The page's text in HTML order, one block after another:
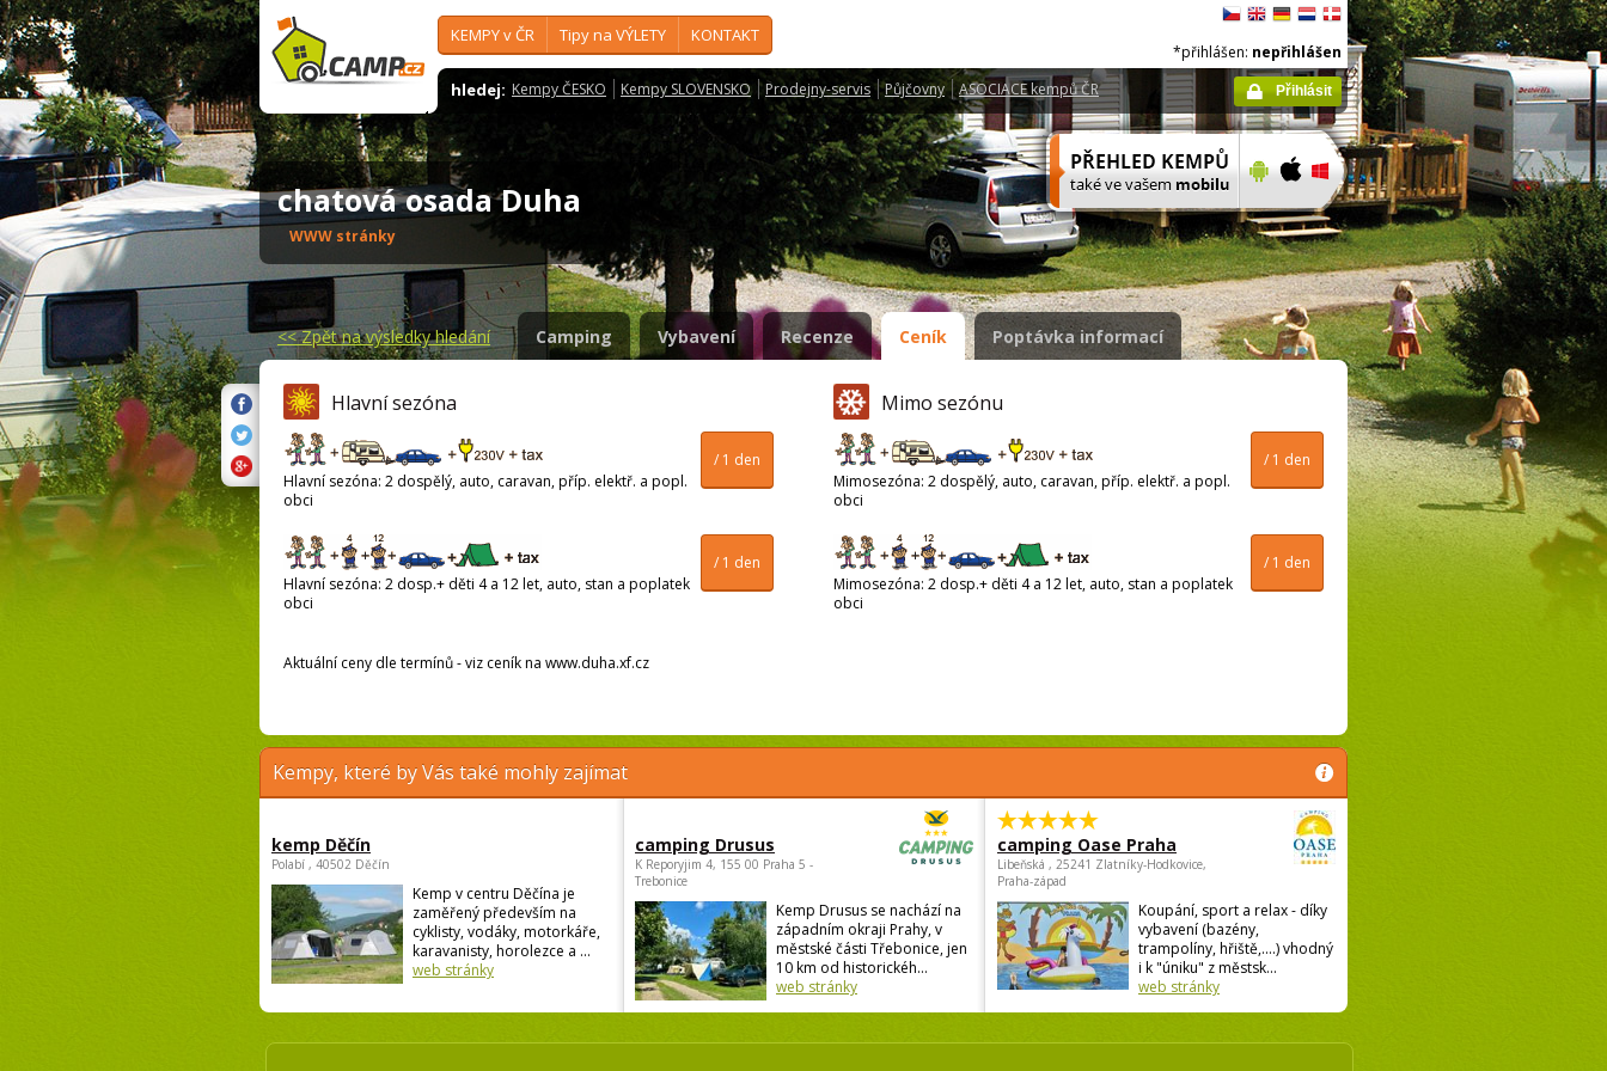
KEMPY v ČR Tipy na VÝLETY KONTAKT
hledej: Kempy ČESKO Kempy SLOVENSKO Prodejny-servis Půjčovny ASOCIACE kempů ČR
*přihlášen: nepřihlášen
Přihlásit
chatová osada Duha
WWW stránky
<<Zpět na výsledky hledání Camping Vybavení Recenze Ceník Poptávka informací
Hlavní sezóna
/ 1 den
Hlavní sezóna: 2 dospělý, auto, caravan, příp. elektř. a popl.
obci
/ 1 den
Hlavní sezóna: 2 dosp.+ děti 4 a 12 let, auto, stan a poplatek
obci
Mimo sezónu
/ 1 den
Mimosezóna: 2 dospělý, auto, caravan, příp. elektř. a popl.
obci
/ 1 den
Mimosezóna: 2 dosp.+ děti 4 a 12 let, auto, stan a poplatek
obci
Aktuální ceny dle termínů - viz ceník na www.duha.xf.cz
Kempy, které by Vás také mohly zajímat
kemp Děčín
Polabí , 40502 Děčín
Kemp v centru Děčína je
zaměřený především na
cyklisty, vodáky, motorkáře,
karavanisty, horolezce a ...
web stránky
camping Drusus
K Reporyjim 4, 155 00 Praha 5 -
Trebonice
Kemp Drusus se nachází na
západním okraji Prahy, v
městské části Třebonice, jen
10 km od historickéh...
web stránky
camping Oase Praha
Libeňská , 25241 Zlatníky-Hodkovice,
Praha-západ
Koupání, sport a relax - díky
vybavení (bazény,
trampolíny, hřiště,....) vhodný
i k "úniku" z městsk...
web stránky